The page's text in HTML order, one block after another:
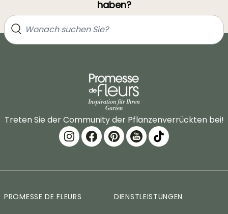
haben?
Treten Sie der Community der Pflanzenverrückten bei!
PROMESSE DE FLEURS DIENSTLEISTUNGEN